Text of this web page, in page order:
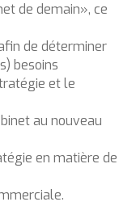
de demain», ce
de déterminer
besoins
et le
au nouveau
en matière de